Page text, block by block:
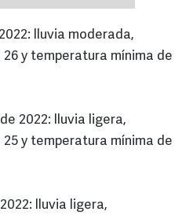
lluvia moderada,
y temperatura mínima de
2022: lluvia ligera,
y temperatura mínima de
lluvia ligera,